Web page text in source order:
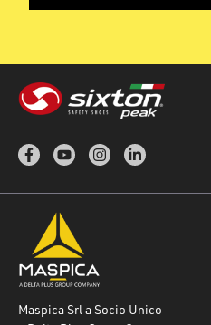
Maspica Srl a Socio Unico